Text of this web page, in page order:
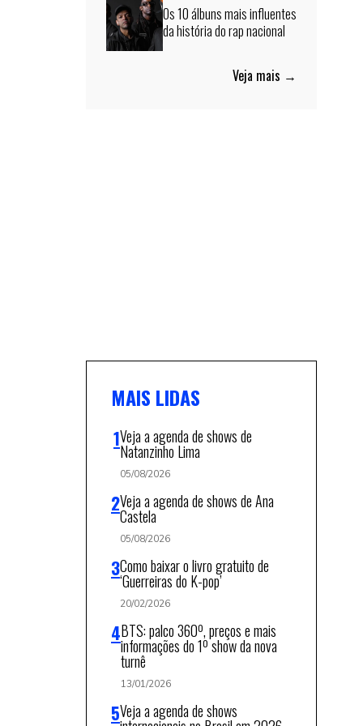
Os 10 álbuns mais influentes
da história do rap nacional
Veja mais →
MAIS LIDAS
Veja a agenda de shows de
Natanzinho Lima
05/08/2026
Veja a agenda de shows de Ana
Castela
05/08/2026
Como baixar o livro gratuito de
‘Guerreiras do K-pop’
20/02/2026
BTS: palco 360º, preços e mais
informações do 1º show da nova
turnê
13/01/2026
Veja a agenda de shows